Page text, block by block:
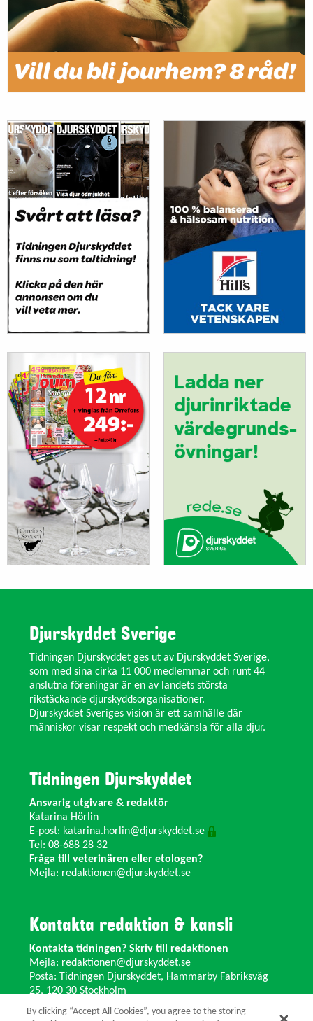
Djurskyddet Sverige
Tidningen Djurskyddet ges ut av Djurskyddet Sverige,
som med sina cirka 11 000 medlemmar och runt 44
anslutna föreningar är en av landets största
rikstäckande djurskyddsorganisationer.
Djurskyddet Sveriges vision är ett samhälle där
människor visar respekt och medkänsla för alla djur.
Tidningen Djurskyddet
Ansvarig utgivare & redaktör
Katarina Hörlin
E-post: katarina.horlin@djurskyddet.se
Tel: 08-688 28 32
Fråga till veterinären eller etologen?
Mejla: redaktionen@djurskyddet.se
Kontakta redaktion & kansli
Kontakta tidningen? Skriv till redaktionen
Mejla: redaktionen@djurskyddet.se
Posta: Tidningen Djurskyddet, Hammarby Fabriksväg
25, 120 30 Stockholm
Ändra adress? Kontakta kansliet
By clicking “Accept All Cookies”, you agree to the storing